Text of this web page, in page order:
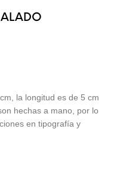
la longitud es de 5 cm
hechas a mano, por lo
en tipografía y